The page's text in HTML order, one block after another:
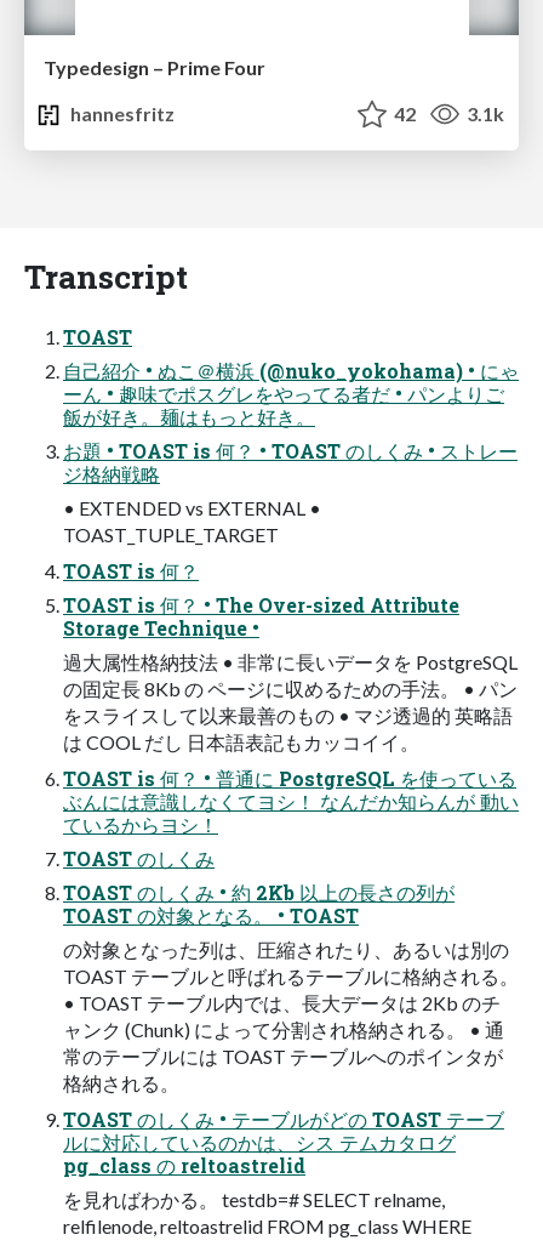
Typedesign – Prime Four
hannesfritz
42 3.1k
Transcript
TOAST
自己紹介 • ぬこ＠横浜 (@nuko_yokohama) • にゃ
ーん • 趣味でポスグレをやってる者だ • パンよりご
飯が好き。麺はもっと好き。
お題 • TOAST is 何？ • TOAST のしくみ • ストレー
ジ格納戦略
• EXTENDED vs EXTERNAL •
TOAST_TUPLE_TARGET
TOAST is 何？
TOAST is 何？ • The Over-sized Attribute
Storage Technique •
過大属性格納技法 • 非常に長いデータを PostgreSQL
の固定長 8Kb の ページに収めるための手法。 • パン
をスライスして以来最善のもの • マジ透過的 英略語
は COOL だし 日本語表記もカッコイイ。
TOAST is 何？ • 普通に PostgreSQL を使っている
ぶんには意識しなくてヨシ！ なんだか知らんが 動い
ているからヨシ！
TOAST のしくみ
TOAST のしくみ • 約 2Kb 以上の長さの列が
TOAST の対象となる。 • TOAST
の対象となった列は、圧縮されたり、あるいは別の
TOAST テーブルと呼ばれるテーブルに格納される。
• TOAST テーブル内では、長大データは 2Kb のチ
ャンク (Chunk) によって分割され格納される。 • 通
常のテーブルには TOAST テーブルへのポインタが
格納される。
TOAST のしくみ • テーブルがどの TOAST テーブ
ルに対応しているのかは、シス テムカタログ
pg_class の reltoastrelid
を見ればわかる。 testdb=# SELECT relname,
relfilenode, reltoastrelid FROM pg_class WHERE